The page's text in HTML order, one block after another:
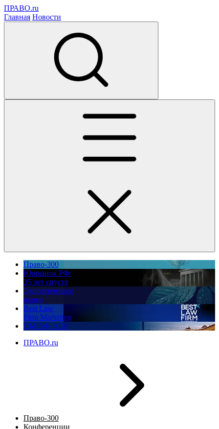
ПРАВО.ru
Главная Новости
Право-300
Юррынок РФ:
35 лет спустя
Экологическое
право
Best Law
Firm Marketing
ПМЮФ 2026
ПРАВО.ru
Право-300
Конференции